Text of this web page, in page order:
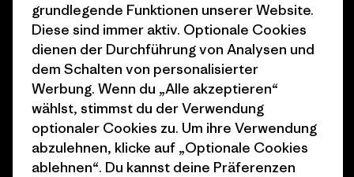
Klimaziele
1% For The Planet
Wie wir finanzieren
Geschenkgutscheine
Stores in deiner Nähe
Industry program
Affiliate-Programm
Patagonia Schweiz
Seitenverzeichnis
grundlegende Funktionen unserer Website.
Diese sind immer aktiv. Optionale Cookies
dienen der Durchführung von Analysen und
dem Schalten von personalisierter
Werbung. Wenn du „Alle akzeptieren“
wählst, stimmst du der Verwendung
optionaler Cookies zu. Um ihre Verwendung
abzulehnen, klicke auf „Optionale Cookies
ablehnen“. Du kannst deine Präferenzen